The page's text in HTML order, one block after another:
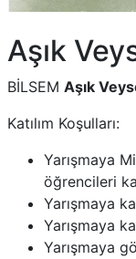
Aşık
BİLSEM Aşık
Katılım Koşulları:
Yarışmaya
öğrencileri
Yarışmaya
Yarışmaya
Yarışmaya